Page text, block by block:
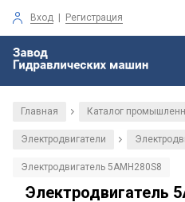
Вход | Регистрация
Главная / Каталог
Электродвигатели /
Электродвигатель 5АМН280S8
Электродвигатель